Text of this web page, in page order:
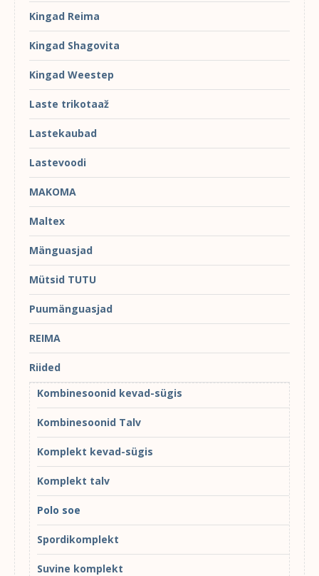
Kingad Reima
Kingad Shagovita
Kingad Weestep
Laste trikotaaž
Lastekaubad
Lastevoodi
MAKOMA
Maltex
Mänguasjad
Mütsid TUTU
Puumänguasjad
REIMA
Riided
Kombinesoonid kevad-sügis
Kombinesoonid Talv
Komplekt kevad-sügis
Komplekt talv
Polo soe
Spordikomplekt
Suvine komplekt